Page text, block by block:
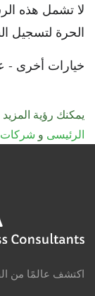
لا تشمل هذه
الحرة لتسجيل
خيارات أخرى -
يمكنك رؤية المزيد
الرئيسى و شركات
اكتشف عالمًا من